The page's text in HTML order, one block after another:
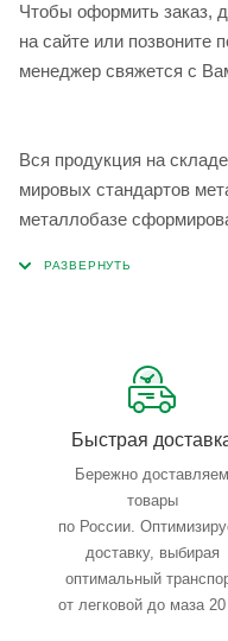
Чтобы оформить заказ,
на сайте или позвоните
менеджер свяжется с
Вся продукция на
мировых стандартов
металлобазе
Быстрая
Бережно доставляем
товары
по России.
доставку, выбирая
оптимальный
от легковой до маза 20